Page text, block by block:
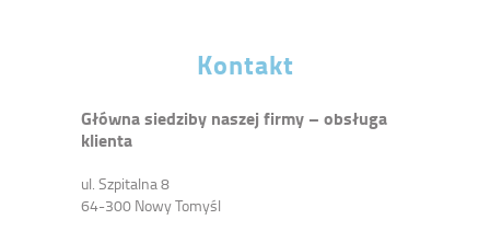
Kontakt
Główna siedziby naszej firmy – obsługa
klienta
ul. Szpitalna 8
64-300 Nowy Tomyśl